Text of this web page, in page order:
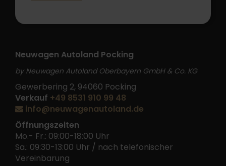
Neuwagen Autoland Pocking
by Neuwagen Autoland Oberbayern GmbH & Co. KG
Gewerbering 2, 94060 Pocking
Verkauf +49 8531 910 99 48
info@neuwagenautoland.de
Öffnungszeiten
Mo.- Fr.: 09:00-18:00 Uhr
Sa.: 09:30-13:00 Uhr / nach telefonischer
Vereinbarung